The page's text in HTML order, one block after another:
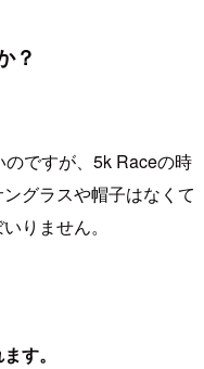
？
ですが、5k Raceの時
グラスや帽子はなくて
りません。
す。